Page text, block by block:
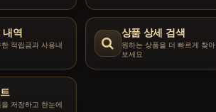
내역
한 적립금과 사용내
상품 상세 검색
원하는 상품을 더 빠르게 찾아
보세요
저장하고 한눈에